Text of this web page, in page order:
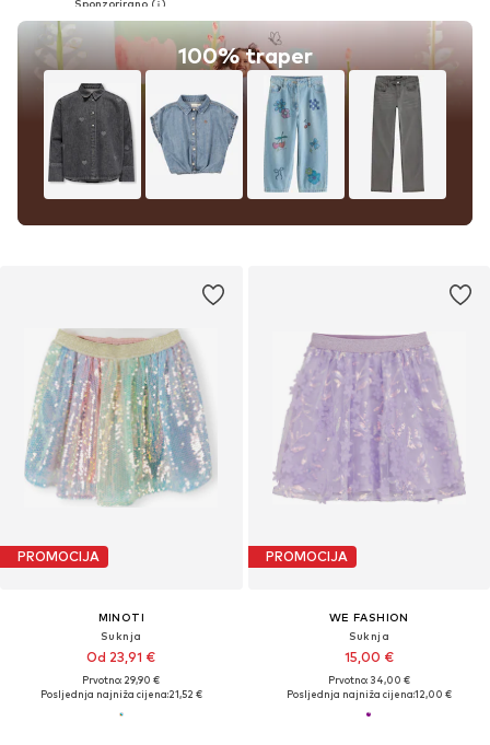
100% traper
PROMOCIJA
MINOTI
Suknja
Od 23,91 €
Prvotno: 29,90 €
Posljednja najniža cijena:21,52 €
PROMOCIJA
WE FASHION
Suknja
15,00 €
Prvotno: 34,00 €
Posljednja najniža cijena:12,00 €